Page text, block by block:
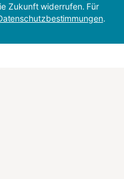
Zukunft widerrufen. Für
.